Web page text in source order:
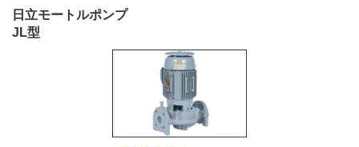
日立モートルポンプ
JL型